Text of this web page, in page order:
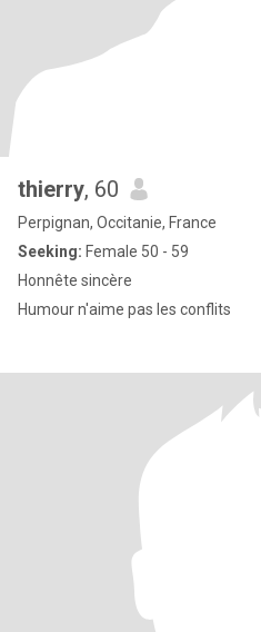
thierry, 60
Perpignan, Occitanie, France
Seeking: Female 50 - 59
Honnête sincère
Humour n'aime pas les conflits